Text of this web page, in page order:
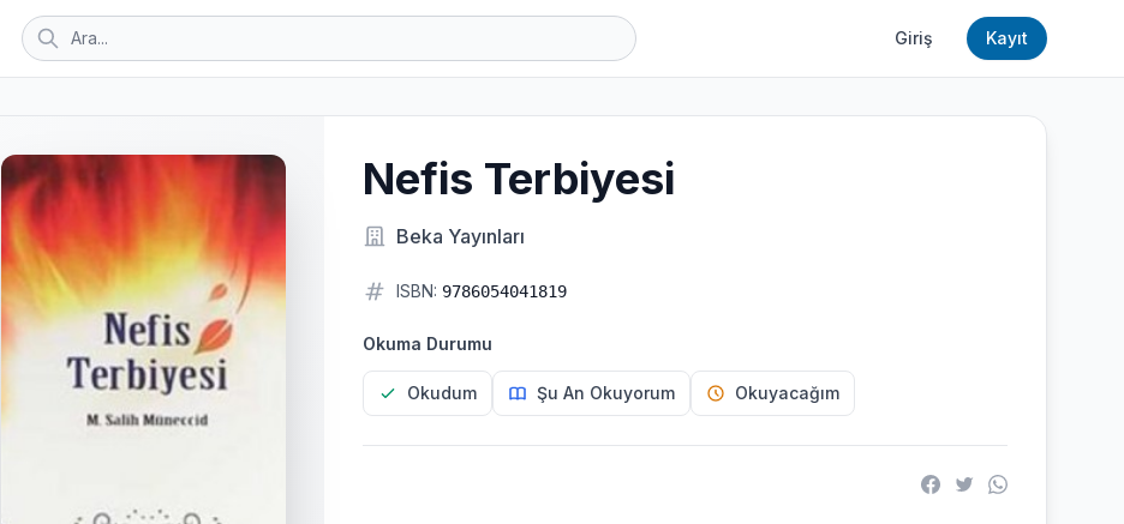
Giriş Kayıt
Nefis Terbiyesi
Beka Yayınları
ISBN: 9786054041819
Okuma Durumu
Okudum Şu An Okuyorum Okuyacağım